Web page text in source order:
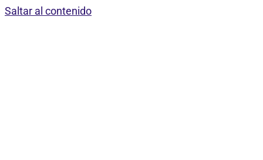
Saltar al contenido